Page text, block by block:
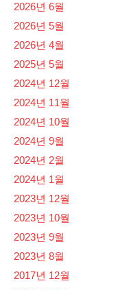
2026년 6월
2026년 5월
2026년 4월
2025년 5월
2024년 12월
2024년 11월
2024년 10월
2024년 9월
2024년 2월
2024년 1월
2023년 12월
2023년 10월
2023년 9월
2023년 8월
2017년 12월